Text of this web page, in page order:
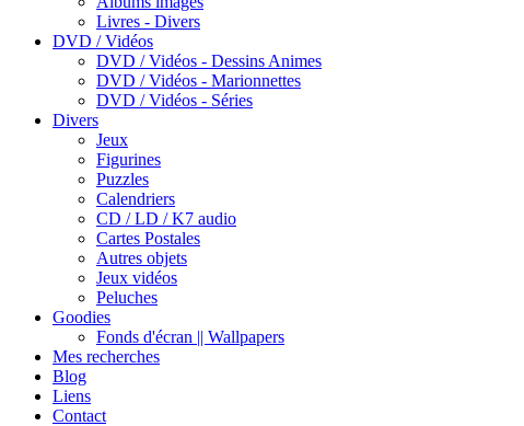
Livres - Divers
DVD / Vidéos
DVD / Vidéos - Dessins Animes
DVD / Vidéos - Marionnettes
DVD / Vidéos - Séries
Divers
Jeux
Figurines
Puzzles
Calendriers
CD / LD / K7 audio
Cartes Postales
Autres objets
Jeux vidéos
Peluches
Goodies
Fonds d'écran || Wallpapers
Mes recherches
Blog
Liens
Contact